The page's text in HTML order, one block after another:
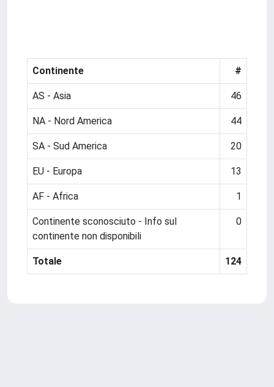
Continente #
AS - Asia 46
NA - Nord America 44
SA - Sud America 20
EU - Europa 13
AF - Africa 1
Continente sconosciuto - Info sul
continente non disponibili
0
Totale 124